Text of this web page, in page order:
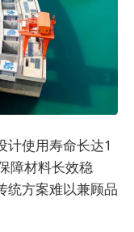
计使用寿命长达1
障材料长效稳
统方案难以兼顾品